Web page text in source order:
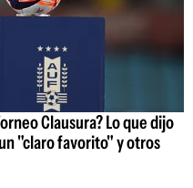
Clausura? Lo que dijo
"claro favorito" y otros